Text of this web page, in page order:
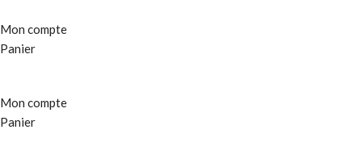
Mon compte
Panier
Mon compte
Panier